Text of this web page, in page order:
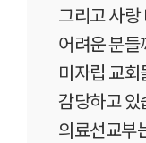
그리고 사랑
어려운 분
미자립 교
감당하고 있
의료선교부